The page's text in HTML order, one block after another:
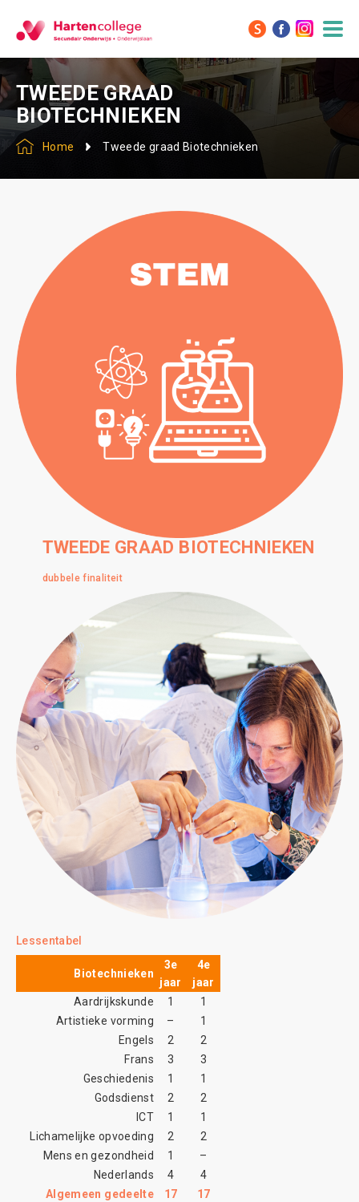
TWEEDE GRAAD
BIOTECHNIEKEN
Home Tweede graad Biotechnieken
TWEEDE GRAAD BIOTECHNIEKEN
dubbele finaliteit
Lessentabel
Biotechnieken
3e
jaar
4e
jaar
Aardrijkskunde
1
1
Artistieke vorming
–
1
Engels
2
2
Frans
3
3
Geschiedenis
1
1
Godsdienst
2
2
ICT
1
1
Lichamelijke opvoeding
2
2
Mens en gezondheid
1
–
Nederlands
4
4
Algemeen gedeelte
17
17